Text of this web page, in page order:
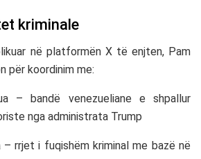
kriminale
në platformën X të enjten, Pam
për koordinim me:
– bandë venezueliane e shpallur
nga administrata Trump
– rrjet i fuqishëm kriminal me bazë në